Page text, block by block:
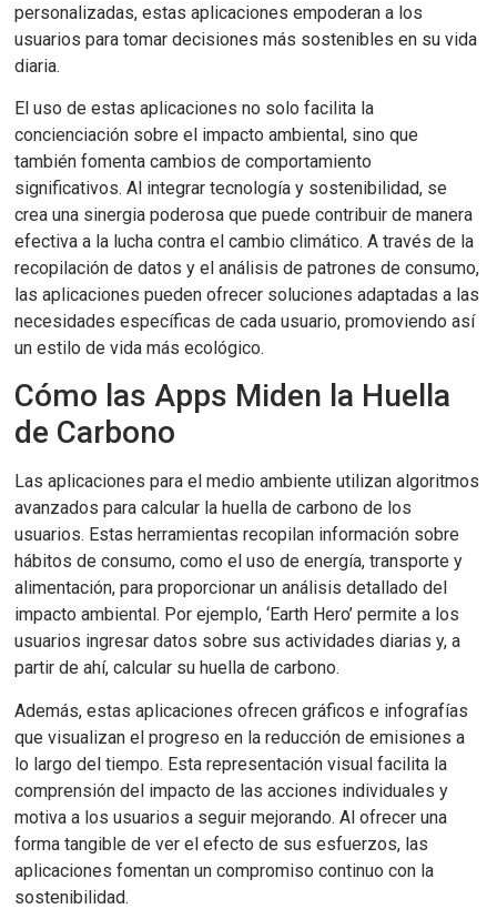
personalizadas, estas aplicaciones empoderan a los
usuarios para tomar decisiones más sostenibles en su vida
diaria.
El uso de estas aplicaciones no solo facilita la
concienciación sobre el impacto ambiental, sino que
también fomenta cambios de comportamiento
significativos. Al integrar tecnología y sostenibilidad, se
crea una sinergia poderosa que puede contribuir de manera
efectiva a la lucha contra el cambio climático. A través de la
recopilación de datos y el análisis de patrones de consumo,
las aplicaciones pueden ofrecer soluciones adaptadas a las
necesidades específicas de cada usuario, promoviendo así
un estilo de vida más ecológico.
Cómo las Apps Miden la Huella
de Carbono
Las aplicaciones para el medio ambiente utilizan algoritmos
avanzados para calcular la huella de carbono de los
usuarios. Estas herramientas recopilan información sobre
hábitos de consumo, como el uso de energía, transporte y
alimentación, para proporcionar un análisis detallado del
impacto ambiental. Por ejemplo, ‘Earth Hero’ permite a los
usuarios ingresar datos sobre sus actividades diarias y, a
partir de ahí, calcular su huella de carbono.
Además, estas aplicaciones ofrecen gráficos e infografías
que visualizan el progreso en la reducción de emisiones a
lo largo del tiempo. Esta representación visual facilita la
comprensión del impacto de las acciones individuales y
motiva a los usuarios a seguir mejorando. Al ofrecer una
forma tangible de ver el efecto de sus esfuerzos, las
aplicaciones fomentan un compromiso continuo con la
sostenibilidad.